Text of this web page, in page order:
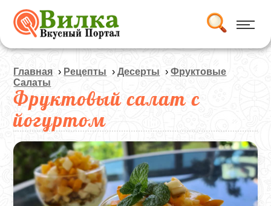
Главная › Рецепты ›Десерты ›Фруктовые
Салаты
Фруктовый салат с
йогуртом